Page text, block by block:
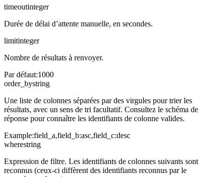
timeoutinteger
Durée de délai d’attente manuelle, en secondes.
limitinteger
Nombre de résultats à renvoyer.
Par défaut:1000
order_bystring
Une liste de colonnes séparées par des virgules pour trier les
résultats, avec un sens de tri facultatif. Consultez le schéma de
réponse pour connaître les identifiants de colonne valides.
Example:field_a,field_b:asc,field_c:desc
wherestring
Expression de filtre. Les identifiants de colonnes suivants sont
reconnus (ceux-ci diffèrent des identifiants reconnus par le